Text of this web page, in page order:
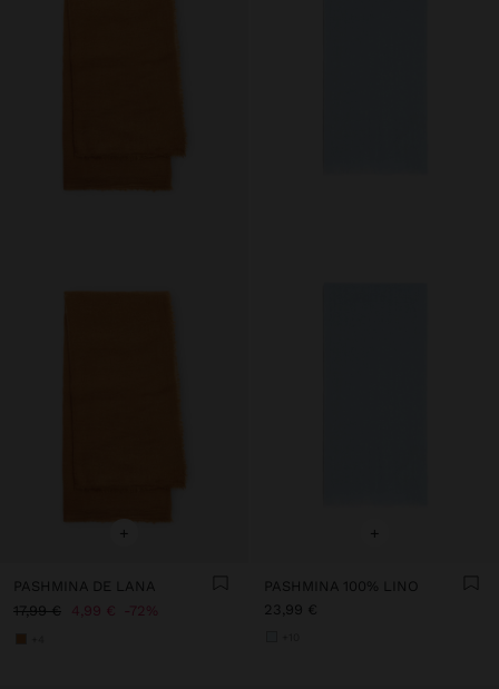
+
PASHMINA DE LANA
17,99 €
4,99 € 72%
+
PASHMINA 100% LINO
23,99 €